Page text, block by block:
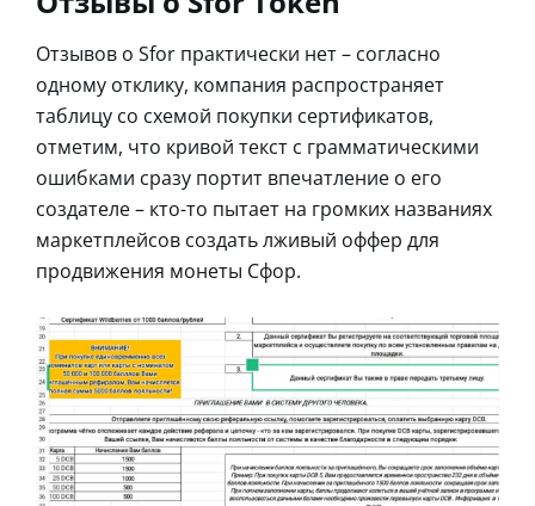
Отзывов о Sfor практически нет – согласно
одному отклику, компания распространяет
таблицу со схемой покупки сертификатов,
отметим, что кривой текст с грамматическими
ошибками сразу портит впечатление о его
создателе – кто-то пытает на громких названиях
маркетплейсов создать лживый оффер для
продвижения монеты Сфор.